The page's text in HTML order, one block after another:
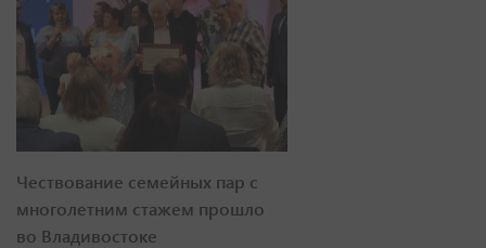
Чествование семейных пар с
многолетним стажем прошло
во Владивостоке